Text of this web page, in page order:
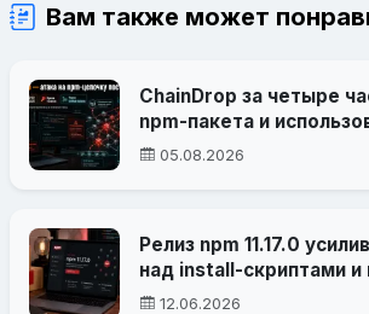
Вам также может
ChainDrop за четыре
npm-пакета и
доверенные GitHub
05.08.2026
Релиз npm 11.17.0
над install-скриптами и
npm v12
12.06.2026